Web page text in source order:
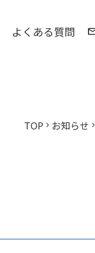
よくある質問
TOP chevron_right お知らせ chevron_right